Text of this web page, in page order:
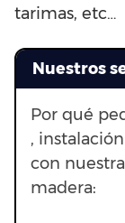
tarimas, etc…
Nuestros
Por qué
,
con
madera: